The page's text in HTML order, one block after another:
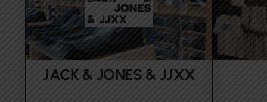
JACK & JONES & JJXX